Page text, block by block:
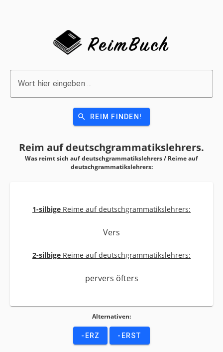
Wort hier eingeben ...
search REIM FINDEN!
Reim aufdeutschgrammatikslehrers.
Was reimt sich auf deutschgrammatikslehrers / Reime auf
deutschgrammatikslehrers:
1-silbige Reime auf deutschgrammatikslehrers:
Vers
2-silbige Reime auf deutschgrammatikslehrers:
pervers öfters
Alternativen:
-ERZ -ERST